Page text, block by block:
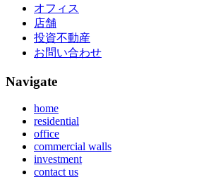
オフィス
店舗
投資不動産
お問い合わせ
Navigate
home
residential
office
commercial walls
investment
contact us